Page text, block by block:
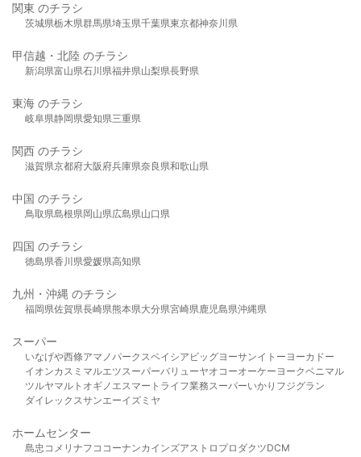
関東 のチラシ
茨城県栃木県群馬県埼玉県千葉県東京都神奈川県
甲信越・北陸 のチラシ
新潟県富山県石川県福井県山梨県長野県
東海 のチラシ
岐阜県静岡県愛知県三重県
関西 のチラシ
滋賀県京都府大阪府兵庫県奈良県和歌山県
中国 のチラシ
鳥取県島根県岡山県広島県山口県
四国 のチラシ
徳島県香川県愛媛県高知県
九州・沖縄 のチラシ
福岡県佐賀県長崎県熊本県大分県宮崎県鹿児島県沖縄県
スーパー
いなげや西條アマノパークスベイシア ビッグヨーサンイトーヨーカドー
イオンカスミ マルエツスーパーバリューヤオコーオーケー ヨークベニマル
ツルヤマルト オギノ エスマート ライフ業務スーパーいかり フジグラン
ダイレックスサンエーイズミヤ
ホームセンター
島忠 コメリ ナフコ コーナンカインズアストロプロダクツDCM